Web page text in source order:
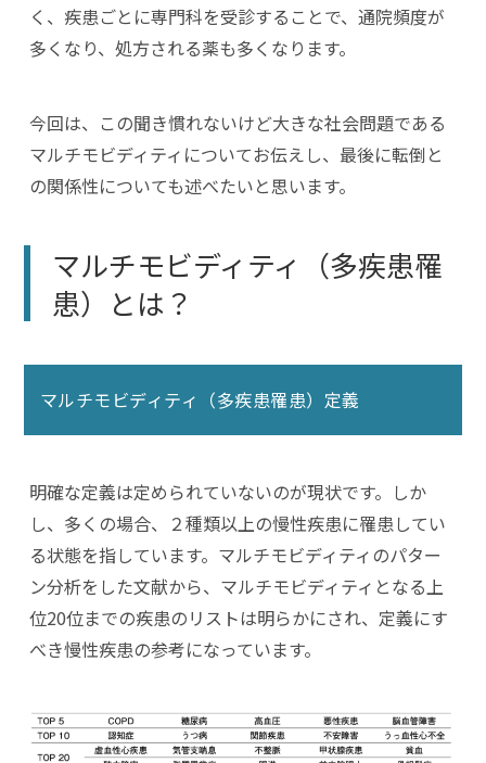
く、疾患ごとに専門科を受診することで、通院頻度が
多くなり、処方される薬も多くなります。
今回は、この聞き慣れないけど大きな社会問題である
マルチモビディティについてお伝えし、最後に転倒と
の関係性についても述べたいと思います。
マルチモビディティ（多疾患罹
患）とは？
マルチモビディティ（多疾患罹患）定義
明確な定義は定められていないのが現状です。しか
し、多くの場合、２種類以上の慢性疾患に罹患してい
る状態を指しています。マルチモビディティのパター
ン分析をした文献から、マルチモビディティとなる上
位20位までの疾患のリストは明らかにされ、定義にす
べき慢性疾患の参考になっています。